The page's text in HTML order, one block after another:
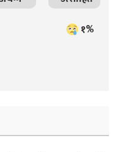
१%